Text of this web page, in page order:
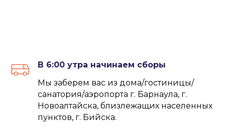
В 6:00 утра начинаем сборы
Мы заберем вас из дома/гостиницы/
санатория/аэропорта г. Барнаула, г.
Новоалтайска, близлежащих населенных
пунктов, г. Бийска.